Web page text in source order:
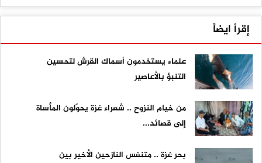
إقرأ ايضاً
علماء يستخدمون أسماك القرش لتحسين
التنبؤ بالأعاصير
من خيام النزوح .. شعراء غزة يحوّلون المأساة
إلى قصائد...
بحر غزة .. متنفس النازحين الأخير بين